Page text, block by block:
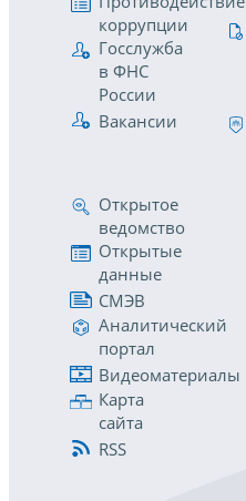
коррупции
Госслужба
в ФНС
России
Вакансии
Открытое
ведомство
Открытые
данные
СМЭВ
Аналитический
портал
Видеоматериалы
Карта
сайта
RSS